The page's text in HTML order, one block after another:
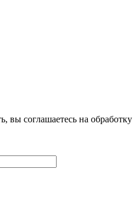
вы соглашаетесь на обработку